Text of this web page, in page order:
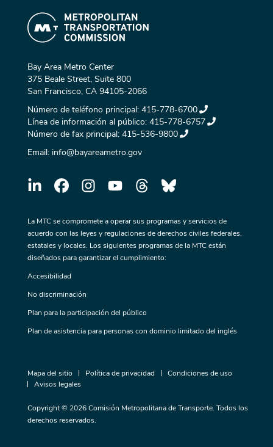
Bay Area Metro Center
375 Beale Street, Suite 800
San Francisco, CA 94105-2066
Número de teléfono principal: 415-778-6700
Línea de información al público: 415-778-6757
Número de fax principal: 415-536-9800
Email: info@bayareametro.gov
La MTC se compromete a operar sus programas y servicios de
acuerdo con las leyes y regulaciones de derechos civiles federales,
estatales y locales. Los siguientes programas de la MTC están
diseñados para garantizar el cumplimiento:
Accesibilidad
No discriminación
Plan para la participación del público
Plan de asistencia para personas con dominio limitado del inglés
Mapa del sitio Política de privacidad
Condiciones de uso
Avisos legales
Copyright © 2026 Comisión Metropolitana de Transporte. Todos los
derechos reservados.